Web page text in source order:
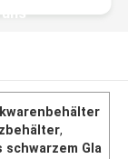
uns
,
schwarzem Gla